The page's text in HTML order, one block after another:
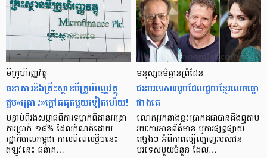
មីក្រូ​ហិរញ្ញវត្ថុ
ធនាគារ​និង​គ្រឹះស្ថាន​មីក្រូ​ហិរញ្ញវត្ថុ​
ជួប«គ្រោះ»ក្តៅ​គគុក​មួយ​ទៀត​ហើយ!
បន្ទាប់​ពី​រង​សម្ពាធ​​ពី​ការ​ទម្លាក់​ពិដាន​អត្រា​
ការ​ប្រាក់ ១៨​% ដែល​កំណត់​ដោយ​
រដ្ឋាភិបាល​កម្ពុជា កាល​ពី​ពេល​ថ្មីៗ​នេះ
ឥឡូវ​នេះ ធនាគ…
មនុស្ស​ធម៌​គ្មាន​ព្រំដែន
ជន​បរទេស​៣​រូប​ដែល​ជួយ​ខ្មែរ​លេច​ធ្លោ​
ជាង​គេ
លោកអ្នក​នាង​ខ្លះ​ប្រាកដ​ជា​បាន​​ដឹង​ឮ​តាម​
រយៈ​ការ​អាន​ព័ត៌មាន ឬ​ការ​ផ្សព្វផ្សាយ​
ផ្សេងៗ អំពី​ភាព​ល្បីល្បាញ​របស់​ជន​
បរទេស​មួយ​ចំនួន ដែល…